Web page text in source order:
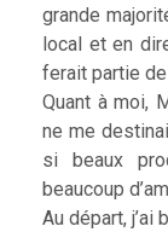
grande
local et en
ferait partie de
Quant à moi,
ne me
si beaux
beaucoup
Au départ, j’ai